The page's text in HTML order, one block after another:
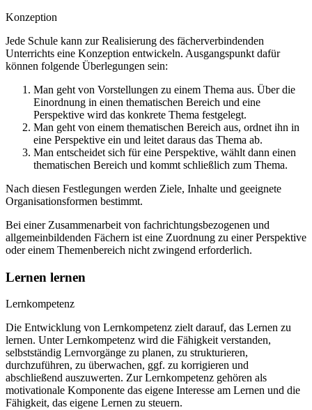
Konzeption
Jede Schule kann zur Realisierung des fächerverbindenden
Unterrichts eine Konzeption entwickeln. Ausgangspunkt dafür
können folgende Überlegungen sein:
Man geht von Vorstellungen zu einem Thema aus. Über die
Einordnung in einen thematischen Bereich und eine
Perspektive wird das konkrete Thema festgelegt.
Man geht von einem thematischen Bereich aus, ordnet ihn in
eine Perspektive ein und leitet daraus das Thema ab.
Man entscheidet sich für eine Perspektive, wählt dann einen
thematischen Bereich und kommt schließlich zum Thema.
Nach diesen Festlegungen werden Ziele, Inhalte und geeignete
Organisationsformen bestimmt.
Bei einer Zusammenarbeit von fachrichtungsbezogenen und
allgemeinbildenden Fächern ist eine Zuordnung zu einer Perspektive
oder einem Themenbereich nicht zwingend erforderlich.
Lernen lernen
Lernkompetenz
Die Entwicklung von Lernkompetenz zielt darauf, das Lernen zu
lernen. Unter Lernkompetenz wird die Fähigkeit verstanden,
selbstständig Lernvorgänge zu planen, zu strukturieren,
durchzuführen, zu überwachen, ggf. zu korrigieren und
abschließend auszuwerten. Zur Lernkompetenz gehören als
motivationale Komponente das eigene Interesse am Lernen und die
Fähigkeit, das eigene Lernen zu steuern.